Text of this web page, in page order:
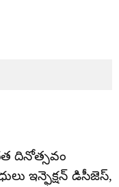
దినోత్సవం
ఇన్ఫెక్షన్‌ డిసీజెస్‌,